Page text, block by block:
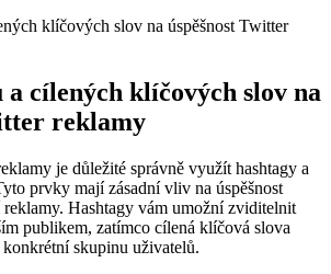
a cílených klíčových slov na
reklamy
je důležité správně využít hashtagy a
prvky mají zásadní vliv na úspěšnost
reklamy. Hashtagy vám umožní zviditelnit
publikem, zatímco cílená klíčová slova
skupinu uživatelů.